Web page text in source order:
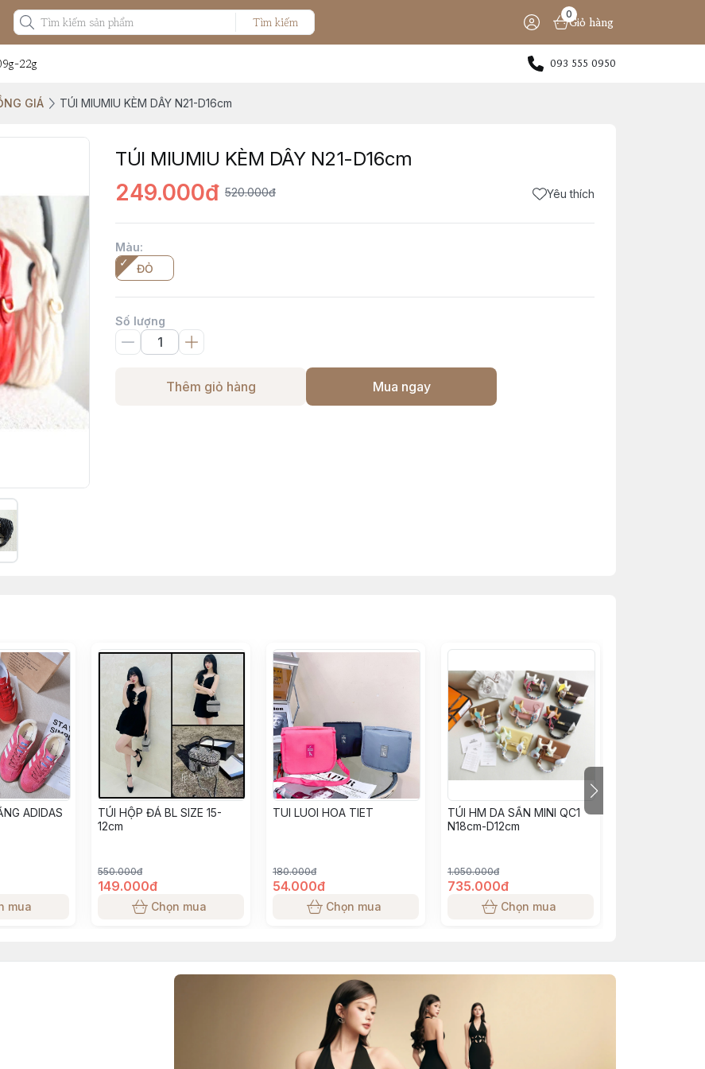
Tìm kiếm
0
Giỏ hàng
22g 093 555 0950
GIÁ TÚI MIUMIU KÈM DÂY N21-D16cm
TÚI MIUMIU KÈM DÂY N21-D16cm
249.000đ 520.000đ Yêu thích
Màu:
ĐỎ
Số lượng
Thêm giỏ hàng Mua ngay
ADIDAS
mua
TÚI HỘP ĐÁ BL SIZE 15-
12cm
550.000đ
149.000đ
Chọn mua
TUI LUOI HOA TIET
180.000đ
54.000đ
Chọn mua
TÚI HM DA SẦN MINI QC1
N18cm-D12cm
1.050.000đ
735.000đ
Chọn mua